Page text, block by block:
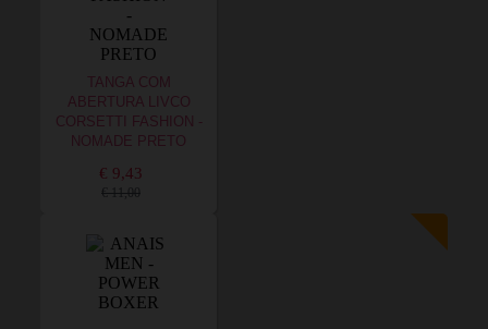
TANGA COM
ABERTURA LIVCO
CORSETTI FASHION -
NOMADE PRETO
€ 9,43
€ 11,00